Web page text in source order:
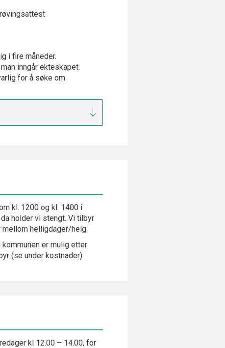
i fire måneder.
inngår ekteskapet.
for å søke om
kl. 1200 og kl. 1400 i
holder vi stengt. Vi tilbyr
helligdager/helg.
er mulig etter
(se under kostnader).
kl 12.00 – 14.00, for